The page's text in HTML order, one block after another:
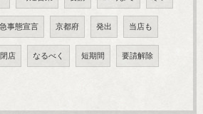
事態宣言 京都府 発出 当店も
店 なるべく 短期間 要請解除